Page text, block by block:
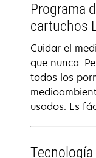
Programa
cartuchos
Cuidar el
que nunca.
todos los
usados. Es
Tecnología